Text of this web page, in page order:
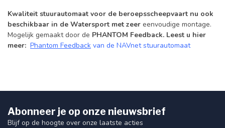
Kwaliteit stuurautomaat voor de beroepsscheepvaart nu ook
beschikbaar in de Watersport met zeer eenvoudige montage.
Mogelijk gemaakt door de PHANTOM Feedback. Leest u hier
meer: Phantom Feedback van de NAVnet stuurautomaat
Abonneer je op onze nieuwsbrief
Blijf op de hoogte over onze laatste acties